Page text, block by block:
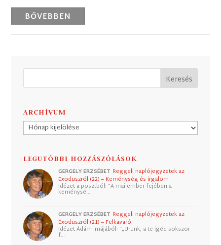
BŐVEBBEN
ARCHÍVUM
Archívum
LEGUTÓBBI HOZZÁSZÓLÁSOK
GERGELY ERZSÉBET Reggeli naplójegyzetek az
Exoduszról (22) – Keménység és irgalom
Idézet a posztból: "A mai ember fejében a
keménysé…
GERGELY ERZSÉBET Reggeli naplójegyzetek az
Exoduszról (21) – Felkavaró
Idézet Ádám imájából: "„Urunk, a te igéd sokszor
f…